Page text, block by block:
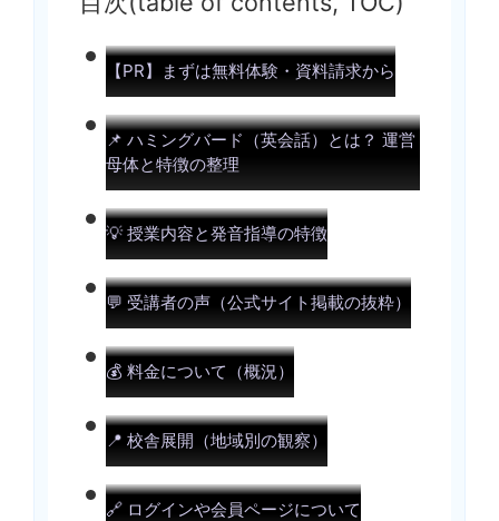
【PR】まずは無料体験・資料請求から
📌 ハミングバード（英会話）とは？ 運営
母体と特徴の整理
💡 授業内容と発音指導の特徴
💬 受講者の声（公式サイト掲載の抜粋）
💰 料金について（概況）
📍 校舎展開（地域別の観察）
🔗 ログインや会員ページについて